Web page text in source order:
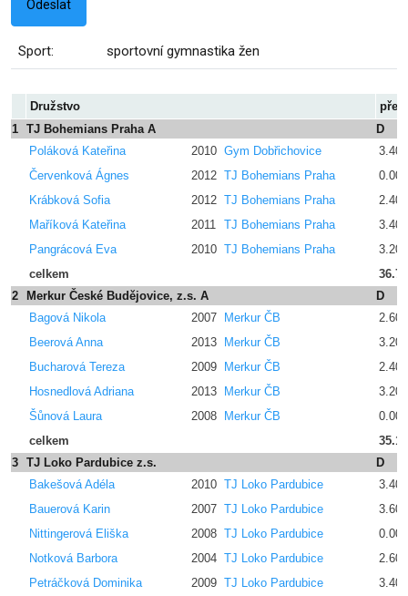
Sport: sportovní gymnastika žen
Družstvo
1 TJ Bohemians Praha A
D
Poláková Kateřina
2010 Gym Dobřichovice
3.400
Červenková Ágnes
2012 TJ Bohemians Praha
0.00
Krábková Sofia
2012 TJ Bohemians Praha
2.400
Maříková Kateřina
2011 TJ Bohemians Praha
3.400
Pangrácová Eva
2010 TJ Bohemians Praha
3.200
celkem
2
Merkur České Budějovice, z.s. A
D
Bagová Nikola
2007 Merkur ČB
2.600
Beerová Anna
2013 Merkur ČB
3.200
Bucharová Tereza
2009 Merkur ČB
2.400
Hosnedlová Adriana
2013 Merkur ČB
3.200
Šůnová Laura
2008 Merkur ČB
0.00
celkem
3 TJ Loko Pardubice z.s.
D
Bakešová Adéla
2010 TJ Loko Pardubice
3.400
Bauerová Karin
2007 TJ Loko Pardubice
3.600
Nittingerová Eliška
2008 TJ Loko Pardubice
0.00
Notková Barbora
2004 TJ Loko Pardubice
2.600
Petráčková Dominika
2009 TJ Loko Pardubice
3.400